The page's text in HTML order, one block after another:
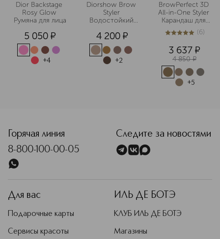
Dior Backstage
Rosy Glow
Румяна для лица
5 050 ¤
+4
Diorshow Brow
Styler
Водостойкий
бровей
4 200 ¤
+2
BrowPerfect 3D
All-in-One Styler
Карандаш для
бровей
4.9из56 (6)
3 637 ¤
4 850 ¤
+5
Горячая линия
8-800-100-00-05
Следите за новостями
Для вас
Подарочные карты
Сервисы красоты
ИЛЬ ДЕ БОТЭ
КЛУБ ИЛЬ ДЕ БОТЭ
Магазины